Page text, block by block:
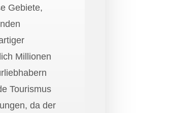
Gebiete,
Millionen
Tourismus
da der